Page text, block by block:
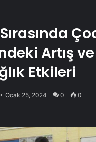
Artış
Etkileri
Ocak 25, 2024 0 0